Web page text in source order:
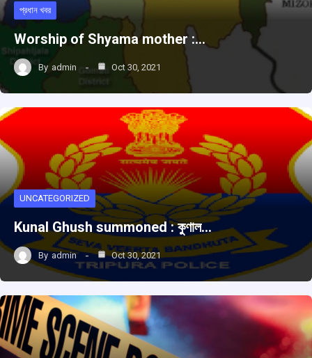
প্রধান খবর
Worship of Shyama mother :…
By admin Oct 30, 2021
UNCATEGORIZED
Kunal Ghush summoned : কুণাল…
By admin Oct 30, 2021